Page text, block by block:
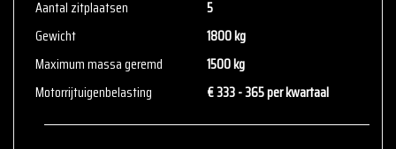
zelf de zaken welke voor jou belangrijk zijn en je beslissing
zouden kunnen beïnvloeden. Neem contact op met de verkoper
Aantal zitplaatsen
5
Gewicht
1800 kg
Maximum massa geremd
1500 kg
Motorrijtuigenbelasting
€ 333 - 365 per kwartaal